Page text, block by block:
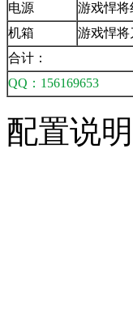
电源
游戏悍将
机箱
游戏悍将
合计：
QQ：156169653
配置说明